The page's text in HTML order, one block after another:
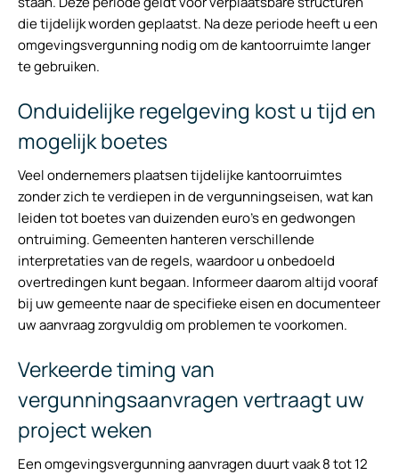
die tijdelijk worden geplaatst. Na deze periode heeft u een
omgevingsvergunning nodig om de kantoorruimte langer
te gebruiken.
Onduidelijke regelgeving kost u tijd en
mogelijk boetes
Veel ondernemers plaatsen tijdelijke kantoorruimtes
zonder zich te verdiepen in de vergunningseisen, wat kan
leiden tot boetes van duizenden euro’s en gedwongen
ontruiming. Gemeenten hanteren verschillende
interpretaties van de regels, waardoor u onbedoeld
overtredingen kunt begaan. Informeer daarom altijd vooraf
bij uw gemeente naar de specifieke eisen en documenteer
uw aanvraag zorgvuldig om problemen te voorkomen.
Verkeerde timing van
vergunningsaanvragen vertraagt uw
project weken
Een omgevingsvergunning aanvragen duurt vaak 8 tot 12